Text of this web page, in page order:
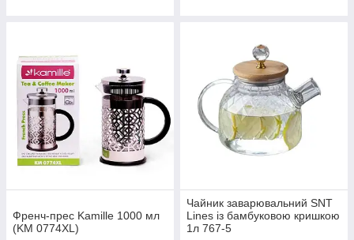
Френч-прес Kamille 1000 мл
(KM 0774XL)
Чайник заварювальний SNT
Lines із бамбуковою кришкою
1л 767-5